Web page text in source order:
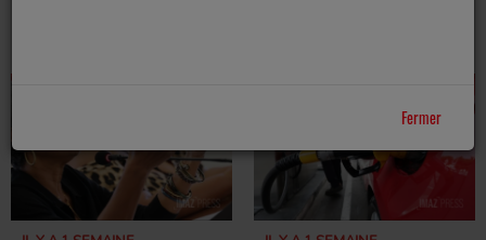
Fermer